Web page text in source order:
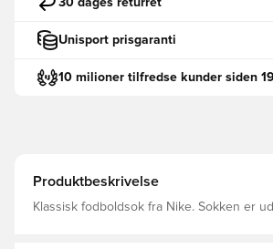
Unisport prisgaranti
10 milioner tilfredse kunder siden
Produktbeskrivelse
Klassisk fodboldsok fra Nike. Sokken er udstyret med